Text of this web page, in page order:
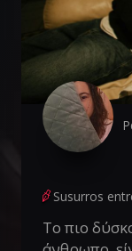
Susurros
Το πιο